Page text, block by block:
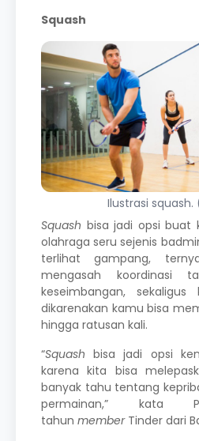
Squash
Ilustrasi squash.
Squash bisa jadi opsi buat
olahraga seru sejenis
terlihat gampang,
mengasah koordinasi
keseimbangan,
dikarenakan kamu bisa
hingga ratusan kali.
“Squashbisa jadi opsi
karena kita bisa
banyak tahu tentang
permainan,” kata
tahun member Tinder dari